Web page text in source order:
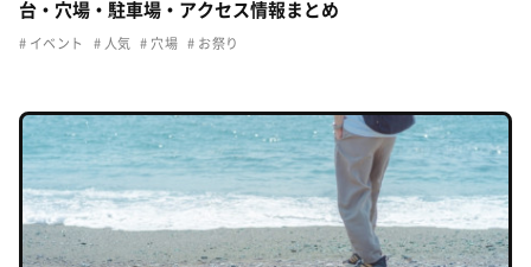
台・穴場・駐車場・アクセス情報まとめ
イベント 人気 穴場 お祭り